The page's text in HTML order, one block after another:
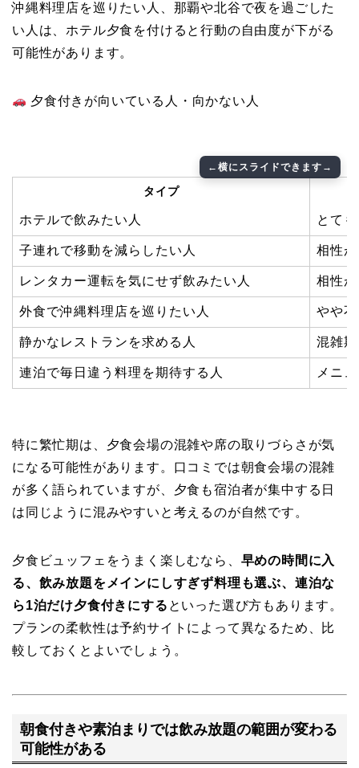
沖縄料理店を巡りたい人、那覇や北谷で夜を過ごした
い人は、ホテル夕食を付けると行動の自由度が下がる
可能性があります。
夕食付きが向いている人・向かない人
タイプ
ホテルで飲みたい人 とて
子連れで移動を減らしたい人 相性
レンタカー運転を気にせず飲みたい人 相性
外食で沖縄料理店を巡りたい人 やや
静かなレストランを求める人 混雑
連泊で毎日違う料理を期待する人 メニ
特に繁忙期は、夕食会場の混雑や席の取りづらさが気
になる可能性があります。口コミでは朝食会場の混雑
が多く語られていますが、夕食も宿泊者が集中する日
は同じように混みやすいと考えるのが自然です。
夕食ビュッフェをうまく楽しむなら、 早めの時間に入
る、飲み放題をメインにしすぎず料理も選ぶ、連泊な
ら1泊だけ夕食付きにする といった選び方もあります。
プランの柔軟性は予約サイトによって異なるため、比
較しておくとよいでしょう。
朝食付きや素泊まりでは飲み放題の範囲が変わる
可能性がある